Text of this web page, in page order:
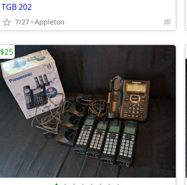
TGB 202
7/27 Appleton
$25